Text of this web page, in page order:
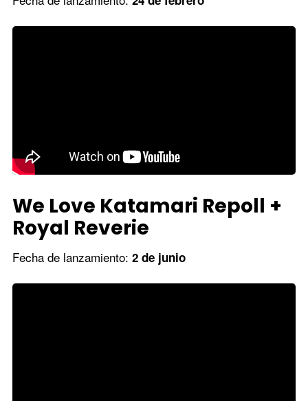
We Love Katamari Repoll +
Royal Reverie
Fecha de lanzamiento: 2 de junio